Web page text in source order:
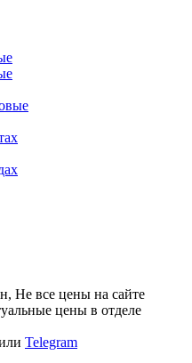
Не все цены на сайте
цены в отделе
Telegram